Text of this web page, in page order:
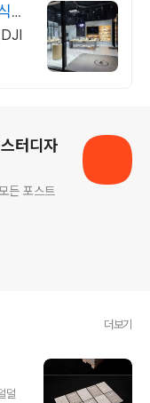
터디자
포스트
더보기
덜